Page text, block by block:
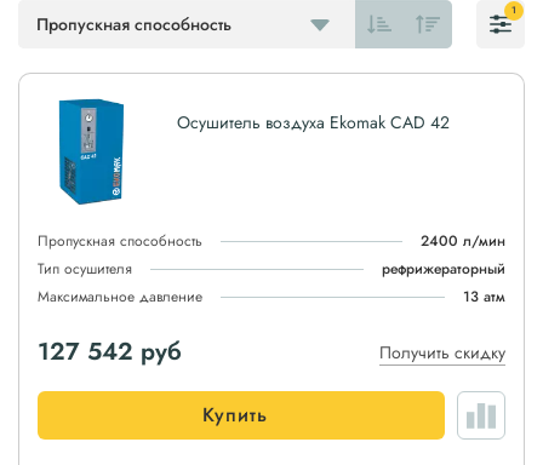
Пропускная способность
1
Осушитель воздуха Ekomak CAD 42
Пропускная способность
2400 л/мин
Тип осушителя
рефрижераторный
Максимальное давление
13 атм
127 542 руб Получить скидку
Купить